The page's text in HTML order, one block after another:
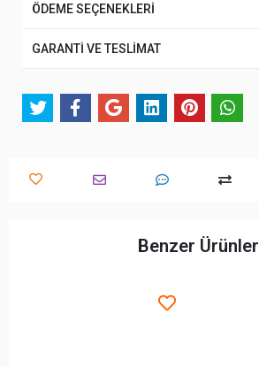
ÖDEME SEÇENEKLERİ
GARANTİ VE TESLİMAT
Benzer Ürünler